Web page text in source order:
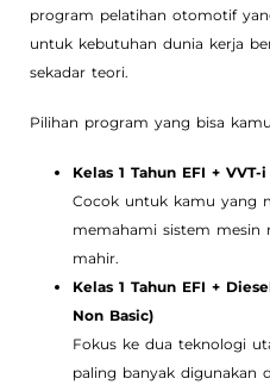
program pelatihan otomotif
untuk kebutuhan dunia kerja
sekadar teori.
Pilihan program yang bisa
Kelas 1 Tahun EFI +
Cocok untuk kamu yang
memahami sistem mesin
mahir.
Kelas 1 Tahun EFI +
Non Basic)
Fokus ke dua teknologi
paling banyak digunakan